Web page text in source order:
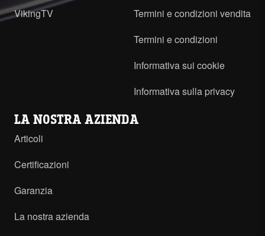
VikingTV
Termini e condizioni vendita
Termini e condizioni
Informativa sui cookie
Informativa sulla privacy
LA NOSTRA AZIENDA
Articoli
Certificazioni
Garanzia
La nostra azienda